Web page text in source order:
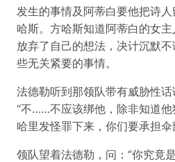
发生的事情及阿蒂白要他把诗
哈斯。方哈斯知道阿蒂白的女
放弃了自己的想法，决计沉默
些无关紧要的事情。
法德勒听到那领队带有威胁性话
“不……不应该绑他，除非知道他
哈里发怪罪下来，你们要承担伞
领队望着法德勒，问：“你究竟